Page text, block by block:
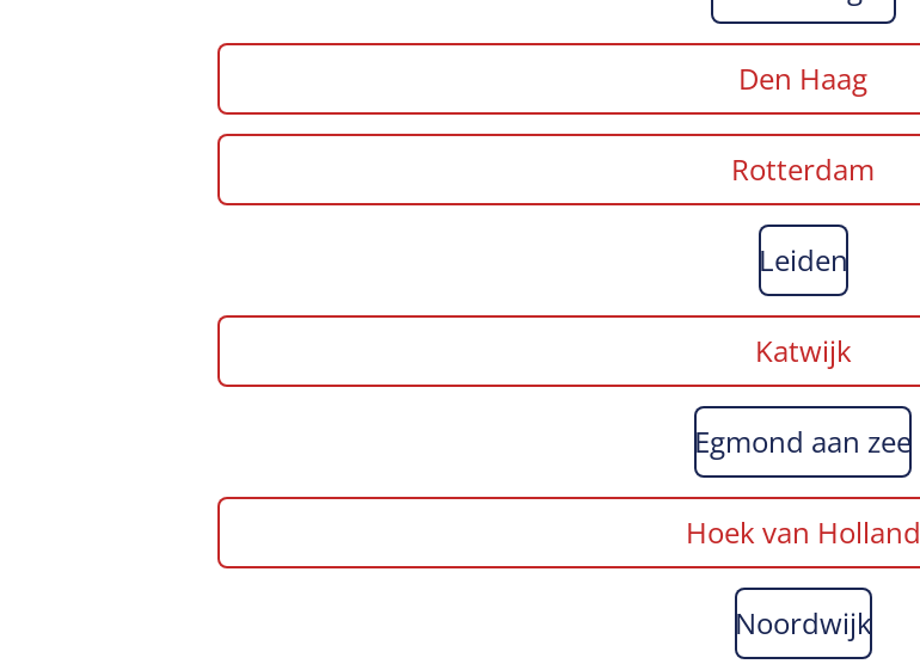
Den Haag
Rotterdam
Leiden
Katwijk
Egmond aan zee
Hoek van Holland
Noordwijk